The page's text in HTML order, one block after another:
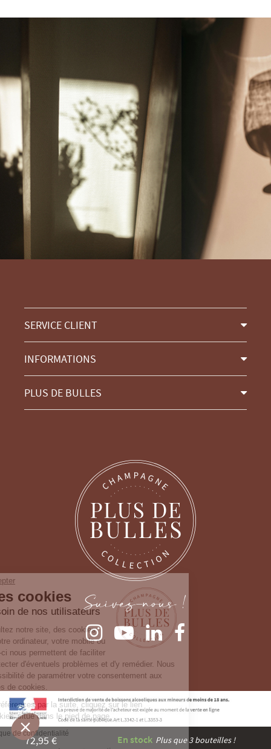
72,95 € En stock Plus que 3 bouteilles !
SERVICE CLIENT
INFORMATIONS
PLUS DE BULLES
Suivez-nous !
Continuer sans accepter
Gestion des cookies
Nous prenons soin de nos utilisateurs
Lorsque vous consultez notre site, des cookies
sont déposés sur votre ordinateur, votre mobile ou
votre tablette. Ceux-ci nous permettent de faciliter
la navigation, de détecter d'éventuels problèmes et d'y remédier. Nous
vous laissons la possibilité de paramétrer votre consentement aux
différentes typologies de cookies.
Pour modifier vos préférences par la suite, cliquez sur le lien
'Préférences de cookies' situé dans le pied de page.
Consulter notre politique de confidentialité